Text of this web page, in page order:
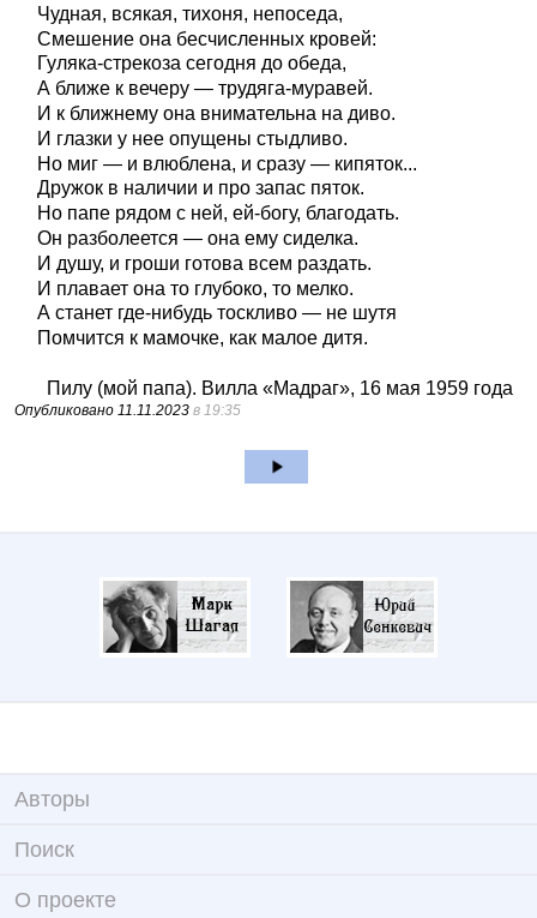
Чудная, всякая, тихоня, непоседа,
Смешение она бесчисленных кровей:
Гуляка-стрекоза сегодня до обеда,
А ближе к вечеру — трудяга-муравей.
И к ближнему она внимательна на диво.
И глазки у нее опущены стыдливо.
Но миг — и влюблена, и сразу — кипяток...
Дружок в наличии и про запас пяток.
Но папе рядом с ней, ей-богу, благодать.
Он разболеется — она ему сиделка.
И душу, и гроши готова всем раздать.
И плавает она то глубоко, то мелко.
А станет где-нибудь тоскливо — не шутя
Помчится к мамочке, как малое дитя.
Пилу (мой папа). Вилла «Мадраг», 16 мая 1959 года
Опубликовано 11.11.2023 в 19:35
Авторы
Поиск
О проекте